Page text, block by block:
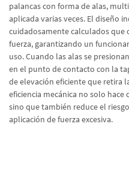
palancas con forma de alas,
aplicada varias veces. El diseño
cuidadosamente calculados
fuerza, garantizando un
uso. Cuando las alas se
en el punto de contacto con la
de elevación eficiente que retira
eficiencia mecánica no solo hace
sino que también reduce el
aplicación de fuerza excesiva.